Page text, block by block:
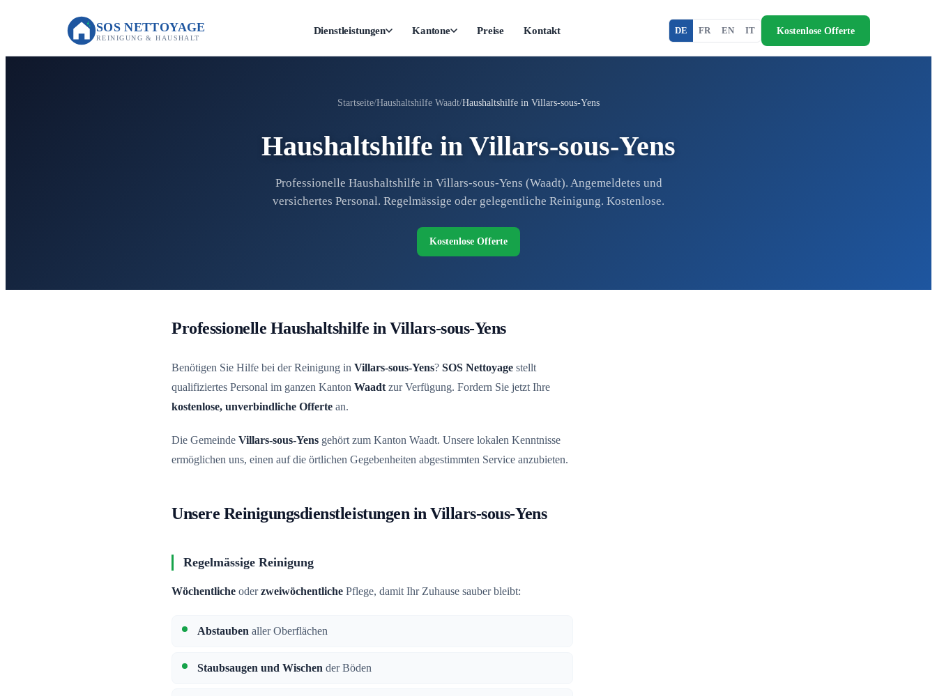
SOS NETTOYAGE
REINIGUNG & HAUSHALT
Dienstleistungen Kantone Preise Kontakt DE FR EN IT Kostenlose Offerte
Startseite Haushaltshilfe Waadt Haushaltshilfe in Villars-sous-Yens
Haushaltshilfe in Villars-sous-Yens
Professionelle Haushaltshilfe in Villars-sous-Yens (Waadt). Angemeldetes und
versichertes Personal. Regelmässige oder gelegentliche Reinigung. Kostenlose.
Kostenlose Offerte
Professionelle Haushaltshilfe in Villars-sous-Yens
Benötigen Sie Hilfe bei der Reinigung in Villars-sous-Yens? SOS Nettoyage stellt
qualifiziertes Personal im ganzen Kanton Waadtzur Verfügung. Fordern Sie jetzt Ihre
kostenlose, unverbindliche Offerte an.
Die Gemeinde Villars-sous-Yens gehört zum Kanton Waadt. Unsere lokalen Kenntnisse
ermöglichen uns, einen auf die örtlichen Gegebenheiten abgestimmten Service anzubieten.
Unsere Reinigungsdienstleistungen in Villars-sous-Yens
Regelmässige Reinigung
Wöchentliche oderzweiwöchentliche Pflege, damit Ihr Zuhause sauber bleibt:
Abstauben aller Oberflächen
Staubsaugen und Wischen der Böden